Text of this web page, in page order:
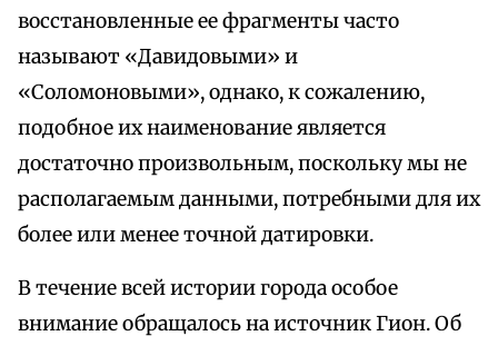
восстановленные ее фрагменты часто
называют «Давидовыми» и
«Соломоновыми», однако, к сожалению,
подобное их наименование является
достаточно произвольным, поскольку мы не
располагаемым данными, потребными для их
более или менее точной датировки.
В течение всей истории города особое
внимание обращалось на источник Гион. Об